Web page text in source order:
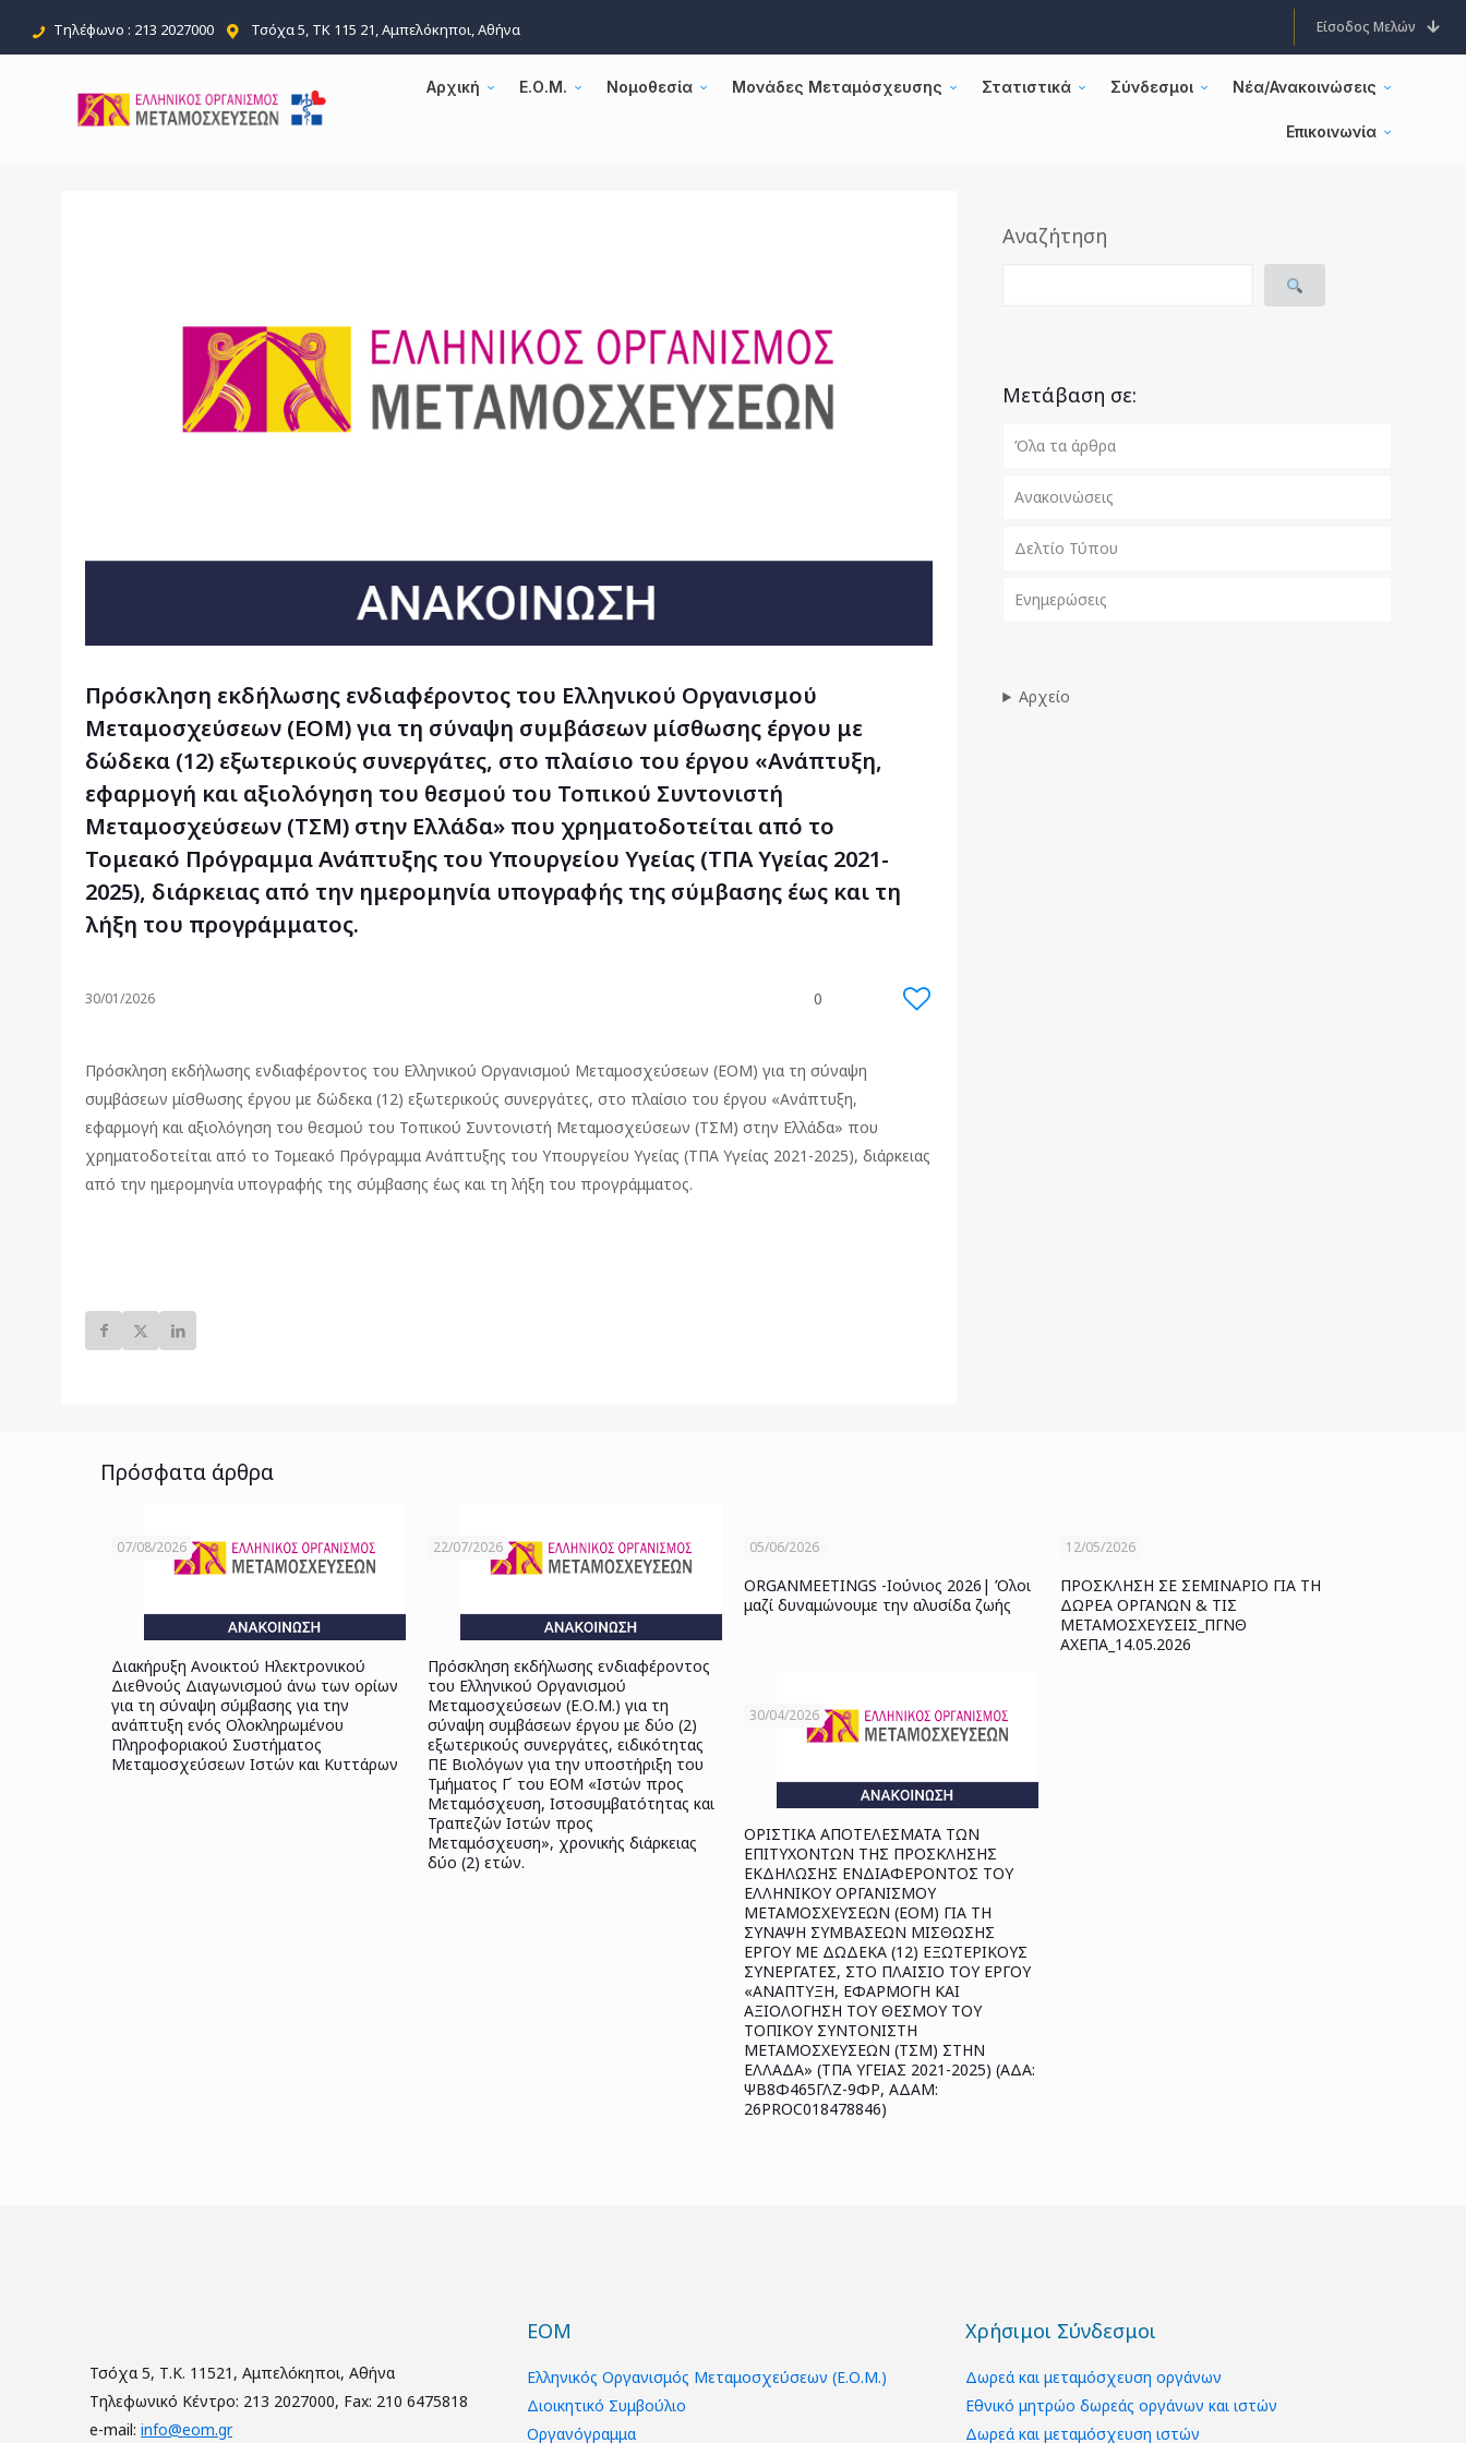
Τηλέφωνο : 213 2027000 Τσόχα 5, ΤΚ 115 21, Αμπελόκηποι, Αθήνα Είσοδος Μελών
Αρχική Ε.Ο.Μ. Νομοθεσία Μονάδες Μεταμόσχευσης Στατιστικά Σύνδεσμοι Νέα/Ανακοινώσεις
Επικοινωνία
Πρόσκληση εκδήλωσης ενδιαφέροντος του Ελληνικού Οργανισμού
Μεταμοσχεύσεων (ΕΟΜ) για τη σύναψη συμβάσεων μίσθωσης έργου με
δώδεκα (12) εξωτερικούς συνεργάτες, στο πλαίσιο του έργου «Ανάπτυξη,
εφαρμογή και αξιολόγηση του θεσμού του Τοπικού Συντονιστή
Μεταμοσχεύσεων (ΤΣΜ) στην Ελλάδα» που χρηματοδοτείται από το
Τομεακό Πρόγραμμα Ανάπτυξης του Υπουργείου Υγείας (ΤΠΑ Υγείας 2021-
2025), διάρκειας από την ημερομηνία υπογραφής της σύμβασης έως και τη
λήξη του προγράμματος.
30/01/2026 0
Πρόσκληση εκδήλωσης ενδιαφέροντος του Ελληνικού Οργανισμού Μεταμοσχεύσεων (ΕΟΜ) για τη σύναψη
συμβάσεων μίσθωσης έργου με δώδεκα (12) εξωτερικούς συνεργάτες, στο πλαίσιο του έργου «Ανάπτυξη,
εφαρμογή και αξιολόγηση του θεσμού του Τοπικού Συντονιστή Μεταμοσχεύσεων (ΤΣΜ) στην Ελλάδα» που
χρηματοδοτείται από το Τομεακό Πρόγραμμα Ανάπτυξης του Υπουργείου Υγείας (ΤΠΑ Υγείας 2021-2025), διάρκειας
από την ημερομηνία υπογραφής της σύμβασης έως και τη λήξη του προγράμματος.
Αναζήτηση
Μετάβαση σε:
Όλα τα άρθρα
Ανακοινώσεις
Δελτίο Τύπου
Ενημερώσεις
Αρχείο
Πρόσφατα άρθρα
07/08/2026
Διακήρυξη Ανοικτού Ηλεκτρονικού
Διεθνούς Διαγωνισμού άνω των ορίων
για τη σύναψη σύμβασης για την
ανάπτυξη ενός Ολοκληρωμένου
Πληροφοριακού Συστήματος
Μεταμοσχεύσεων Ιστών και Κυττάρων
22/07/2026
Πρόσκληση εκδήλωσης ενδιαφέροντος
του Ελληνικού Οργανισμού
Μεταμοσχεύσεων (Ε.Ο.Μ.) για τη
σύναψη συμβάσεων έργου με δύο (2)
εξωτερικούς συνεργάτες, ειδικότητας
ΠΕ Βιολόγων για την υποστήριξη του
Τμήματος Γ΄ του ΕΟΜ «Ιστών προς
Μεταμόσχευση, Ιστοσυμβατότητας και
Τραπεζών Ιστών προς
Μεταμόσχευση», χρονικής διάρκειας
δύο (2) ετών.
05/06/2026
ORGANMEETINGS -Ιούνιος 2026| Όλοι
μαζί δυναμώνουμε την αλυσίδα ζωής
12/05/2026
ΠΡΟΣΚΛΗΣΗ ΣΕ ΣΕΜΙΝΑΡΙΟ ΓΙΑ ΤΗ
ΔΩΡΕΑ ΟΡΓΑΝΩΝ & ΤΙΣ
ΜΕΤΑΜΟΣΧΕΥΣΕΙΣ_ΠΓΝΘ
ΑΧΕΠΑ_14.05.2026
30/04/2026
ΟΡΙΣΤΙΚΑ ΑΠΟΤΕΛΕΣΜΑΤΑ ΤΩΝ
ΕΠΙΤΥΧΟΝΤΩΝ ΤΗΣ ΠΡΟΣΚΛΗΣΗΣ
ΕΚΔΗΛΩΣΗΣ ΕΝΔΙΑΦΕΡΟΝΤΟΣ ΤΟΥ
ΕΛΛΗΝΙΚΟΥ ΟΡΓΑΝΙΣΜΟΥ
ΜΕΤΑΜΟΣΧΕΥΣΕΩΝ (ΕΟΜ) ΓΙΑ ΤΗ
ΣΥΝΑΨΗ ΣΥΜΒΑΣΕΩΝ ΜΙΣΘΩΣΗΣ
ΕΡΓΟΥ ΜΕ ΔΩΔΕΚΑ (12) ΕΞΩΤΕΡΙΚΟΥΣ
ΣΥΝΕΡΓΑΤΕΣ, ΣΤΟ ΠΛΑΙΣΙΟ ΤΟΥ ΕΡΓΟΥ
«ΑΝΑΠΤΥΞΗ, ΕΦΑΡΜΟΓΗ ΚΑΙ
ΑΞΙΟΛΟΓΗΣΗ ΤΟΥ ΘΕΣΜΟΥ ΤΟΥ
ΤΟΠΙΚΟΥ ΣΥΝΤΟΝΙΣΤΗ
ΜΕΤΑΜΟΣΧΕΥΣΕΩΝ (ΤΣΜ) ΣΤΗΝ
ΕΛΛΑΔΑ» (ΤΠΑ ΥΓΕΙΑΣ 2021-2025) (ΑΔΑ:
ΨΒ8Φ465ΓΛΖ-9ΦΡ, ΑΔΑΜ:
26PROC018478846)
Τσόχα 5, Τ.Κ. 11521, Αμπελόκηποι, Αθήνα
Τηλεφωνικό Κέντρο: 213 2027000, Fax: 210 6475818
e-mail: info@eom.gr
ΕΟΜ
Ελληνικός Οργανισμός Μεταμοσχεύσεων (Ε.Ο.Μ.)
Διοικητικό Συμβούλιο
Οργανόγραμμα
Χρήσιμοι Σύνδεσμοι
Δωρεά και μεταμόσχευση οργάνων
Εθνικό μητρώο δωρεάς οργάνων και ιστών
Δωρεά και μεταμόσχευση ιστών